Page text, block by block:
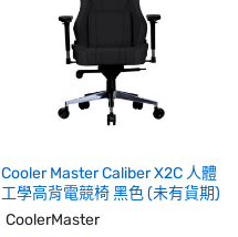
Cooler Master Caliber X2C 人體
工學高背電競椅 黑色 (未有貨期)
CoolerMaster